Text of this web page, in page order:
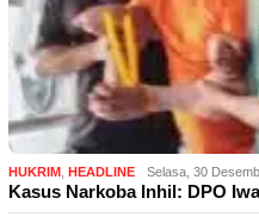
HUKRIM HEADLINE Selasa, 30
Kasus Narkoba Inhil: DPO